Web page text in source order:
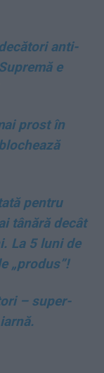
anti-
e
prost în
pentru
tânără decât
La 5 luni de
„produs”!
– super-